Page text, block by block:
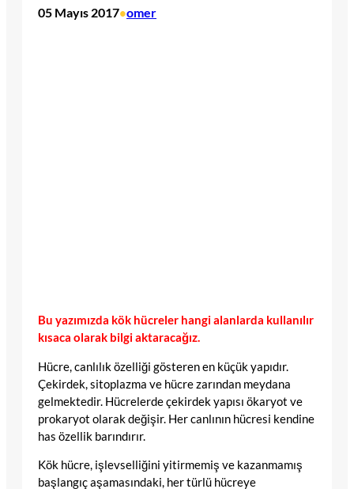
05 Mayıs 2017•omer
Bu yazımızda kök hücreler hangi alanlarda kullanılır
kısaca olarak bilgi aktaracağız.
Hücre, canlılık özelliği gösteren en küçük yapıdır.
Çekirdek, sitoplazma ve hücre zarından meydana
gelmektedir. Hücrelerde çekirdek yapısı ökaryot ve
prokaryot olarak değişir. Her canlının hücresi kendine
has özellik barındırır.
Kök hücre, işlevselliğini yitirmemiş ve kazanmamış
başlangıç aşamasındaki, her türlü hücreye